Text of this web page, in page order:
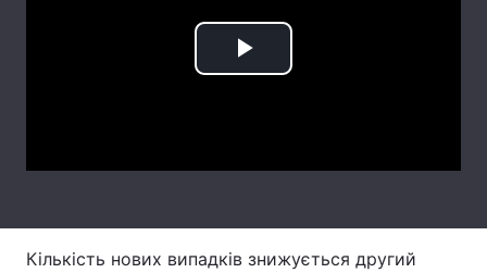
Контакти
Play
Кількість нових випадків знижується другий